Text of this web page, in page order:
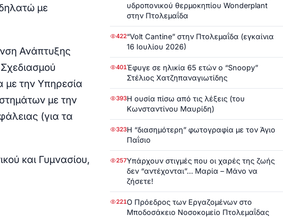
με
Ανάπτυξης
την Υπηρεσία
με την
(για τα
και Γυμνασίου,
υδροπονικού θερμοκηπίου Wonderplant
στην Πτολεμαΐδα
422“Volt Cantine” στην Πτολεμαΐδα (εγκαίνια
16 Ιουλίου 2026)
401Έφυγε σε ηλικία 65 ετών ο “Snoopy”
Στέλιος Χατζηπαναγιωτίδης
393Η ουσία πίσω από τις λέξεις (του
Κωνσταντίνου Μαυρίδη)
323Η “διασημότερη” φωτογραφία με τον Άγιο
Παΐσιο
257Υπάρχουν στιγμές που οι χαρές της ζωής
δεν “αντέχονται”… Μαρία – Μάνο να
ζήσετε!
221Ο Πρόεδρος των Εργαζομένων στο
Μποδοσάκειο Νοσοκομείο Πτολεμαΐδας